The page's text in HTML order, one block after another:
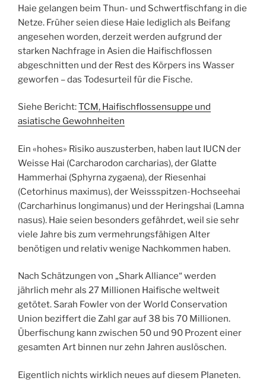
Haie gelangen beim Thun- und Schwertfischfang in die
Netze. Früher seien diese Haie lediglich als Beifang
angesehen worden, derzeit werden aufgrund der
starken Nachfrage in Asien die Haifischflossen
abgeschnitten und der Rest des Körpers ins Wasser
geworfen – das Todesurteil für die Fische.
Siehe Bericht:TCM, Haifischflossensuppe und
asiatische Gewohnheiten
Ein «hohes» Risiko auszusterben, haben laut IUCN der
Weisse Hai (Carcharodon carcharias), der Glatte
Hammerhai (Sphyrna zygaena), der Riesenhai
(Cetorhinus maximus), der Weissspitzen-Hochseehai
(Carcharhinus longimanus) und der Heringshai (Lamna
nasus). Haie seien besonders gefährdet, weil sie sehr
viele Jahre bis zum vermehrungsfähigen Alter
benötigen und relativ wenige Nachkommen haben.
Nach Schätzungen von „Shark Alliance“ werden
jährlich mehr als 27 Millionen Haifische weltweit
getötet. Sarah Fowler von der World Conservation
Union beziffert die Zahl gar auf 38 bis 70 Millionen.
Überfischung kann zwischen 50 und 90 Prozent einer
gesamten Art binnen nur zehn Jahren auslöschen.
Eigentlich nichts wirklich neues auf diesem Planeten.